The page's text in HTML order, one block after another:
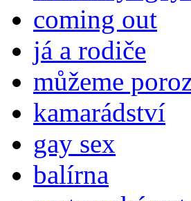
coming out
já a rodiče
můžeme
kamarádství
gay sex
balírna